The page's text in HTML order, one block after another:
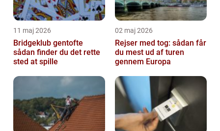
11 maj 2026
Bridgeklub gentofte
sådan finder du det rette
sted at spille
02 maj 2026
Rejser med tog: sådan får
du mest ud af turen
gennem Europa